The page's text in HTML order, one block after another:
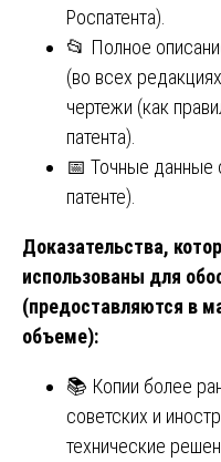
Роспатента).
📂 Полное
(во всех
чертежи (как
патента).
📅 Точные данные
патенте).
Доказательства,
использованы для
(предоставляются в
объеме):
📚 Копии более
советских и
технические